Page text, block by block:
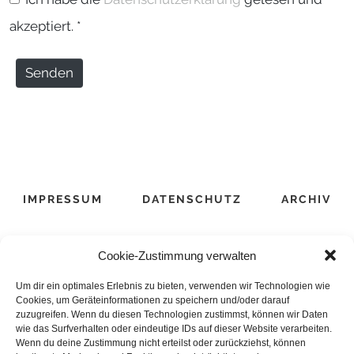
Cookie-Zustimmung verwalten
Um dir ein optimales Erlebnis zu bieten, verwenden wir Technologien wie
Cookies, um Geräteinformationen zu speichern und/oder darauf
zuzugreifen. Wenn du diesen Technologien zustimmst, können wir Daten
wie das Surfverhalten oder eindeutige IDs auf dieser Website verarbeiten.
Wenn du deine Zustimmung nicht erteilst oder zurückziehst, können
i
b
s
i
t
akzeptiert. *
Senden
IMPRESSUM DATENSCHUTZ ARCHIV